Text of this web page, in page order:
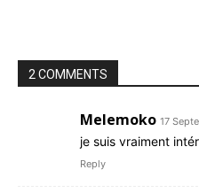
2 COMMENTS
Melemoko 17
je suis vraiment
Reply